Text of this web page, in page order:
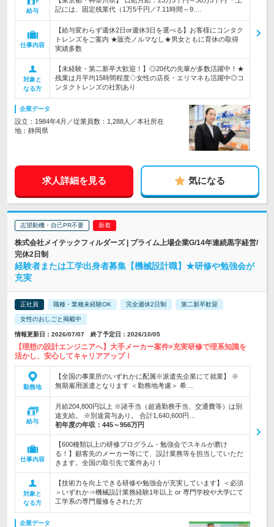
給与
記には、固定残業代（1万5千円／7.11時間～9.…
仕事内容
【給与変わらず週休2日or週休3日を選べる】お客様にコンタク
トレンズをご案内 ★販売ノルマなし★男女ともに育休の取得
実績多数
対象と
なる方
【未経験・第二新卒大歓迎！】◎20代の先輩が多数活躍中！★
残業は月平均15時間程度◇女性の店長・エリマネも活躍中◎コ
ンタクトレンズの社割あり
企業データ
設立：1984年4月／従業員数：1,288人／本社所在
地：静岡県
求人詳細を見る 気になる
志望動機・自己PR不要
株式会社メイテックフィルダーズ | プライム上場企業G/14年連続黒字経営/
完休2日制
経験者または工学出身者募集【機械設計職】★研修や勉強会が
充実
正社員 職種・業種未経験OK 完全週休2日制 第二新卒歓迎
女性のおしごと掲載中
情報更新日：2026/07/07 終了予定日：2026/10/05
【理想の設計エンジニアへ】大手メーカー案件×充実研修で理系知識を
活かし、安心してキャリアアップ！
勤務地
【全国の事業所のいずれかに配属※派遣先企業にて就業】 ※
無期雇用派遣となります ＜勤務地考慮＞ 希…
給与
月給204,800円以上 ※諸手当（超過勤務手当、交通費等）は別
途支給。 ※別途賞与あり。 合計1,640,600円…
初年度の年収： 445～956万円
仕事内容
【600種類以上の研修プログラム・勉強会でスキルが磨け
る！】顧客先のメーカー等にて、設計業務等を担当していただ
きます。全国の取引先で案件あり！
対象と
なる方
【技術力を向上できる研修や勉強会が充実しています】＜必須
＞いずれか⇒機械設計業務経験1年以上 or 専門学校や大学にて
工学系の専門履修をされた方
企業データ